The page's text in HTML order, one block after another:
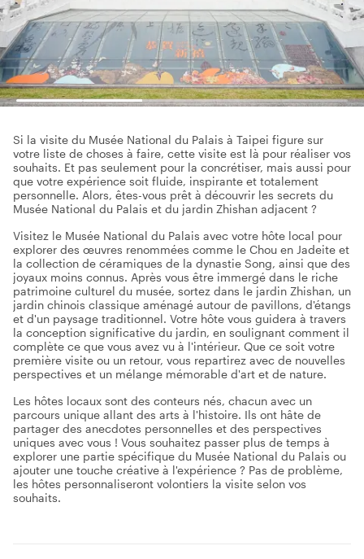
Si la visite du Musée National du Palais à Taipei figure sur
votre liste de choses à faire, cette visite est là pour réaliser vos
souhaits. Et pas seulement pour la concrétiser, mais aussi pour
que votre expérience soit fluide, inspirante et totalement
personnelle. Alors, êtes-vous prêt à découvrir les secrets du
Musée National du Palais et du jardin Zhishan adjacent ?
Visitez le Musée National du Palais avec votre hôte local pour
explorer des œuvres renommées comme le Chou en Jadeite et
la collection de céramiques de la dynastie Song, ainsi que des
joyaux moins connus. Après vous être immergé dans le riche
patrimoine culturel du musée, sortez dans le jardin Zhishan, un
jardin chinois classique aménagé autour de pavillons, d'étangs
et d'un paysage traditionnel. Votre hôte vous guidera à travers
la conception significative du jardin, en soulignant comment il
complète ce que vous avez vu à l'intérieur. Que ce soit votre
première visite ou un retour, vous repartirez avec de nouvelles
perspectives et un mélange mémorable d'art et de nature.
Les hôtes locaux sont des conteurs nés, chacun avec un
parcours unique allant des arts à l'histoire. Ils ont hâte de
partager des anecdotes personnelles et des perspectives
uniques avec vous ! Vous souhaitez passer plus de temps à
explorer une partie spécifique du Musée National du Palais ou
ajouter une touche créative à l'expérience ? Pas de problème,
les hôtes personnaliseront volontiers la visite selon vos
souhaits.